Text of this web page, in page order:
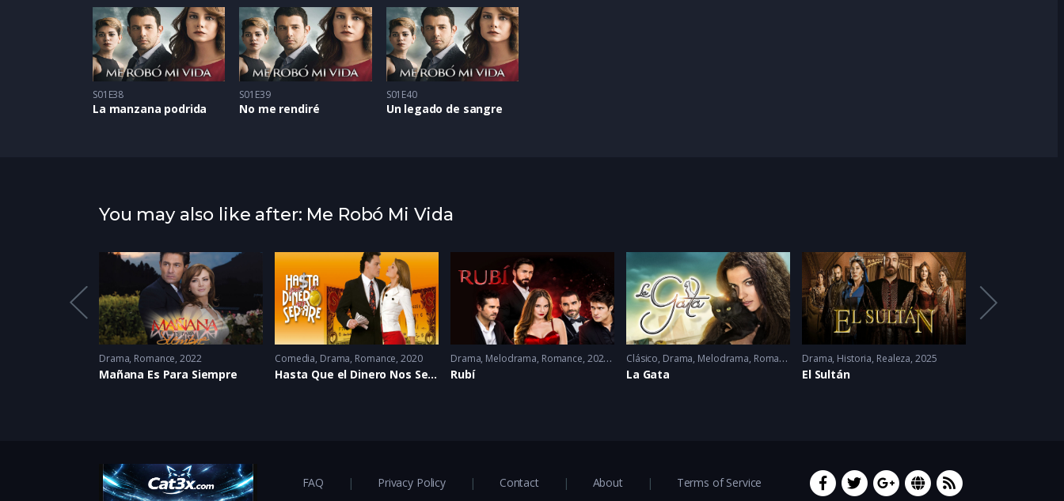
S01E38
La manzana podrida
S01E39
No me rendiré
S01E40
Un legado de sangre
You may also like after: Me Robó Mi Vida
Drama, Romance 2022
Mañana Es Para Siempre
Comedia, Drama, Romance 2020
Hasta Que el Dinero Nos Separe
Drama, Melodrama, Romance 2022 - 2022
Rubí
Clásico, Drama, Melodrama, Romance 2014
La Gata
Drama, Historia, Realeza 2025
El Sultán
FAQ Privacy Policy Contact About Terms of Service